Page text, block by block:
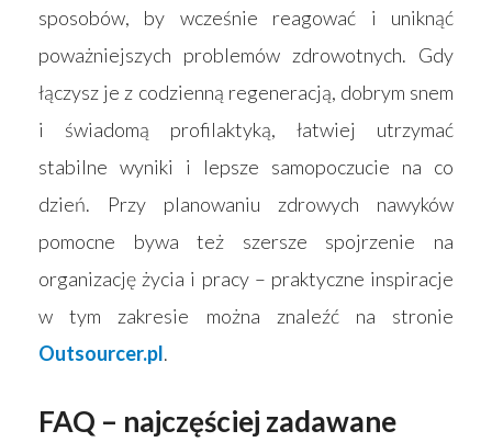
sposobów, by wcześnie reagować i uniknąć
poważniejszych problemów zdrowotnych. Gdy
łączysz je z codzienną regeneracją, dobrym snem
i świadomą profilaktyką, łatwiej utrzymać
stabilne wyniki i lepsze samopoczucie na co
dzień. Przy planowaniu zdrowych nawyków
pomocne bywa też szersze spojrzenie na
organizację życia i pracy – praktyczne inspiracje
w tym zakresie można znaleźć na stronie
Outsourcer.pl.
FAQ – najczęściej zadawane